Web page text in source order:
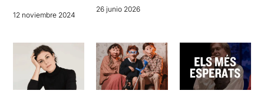
12 noviembre 2024
26 junio 2026